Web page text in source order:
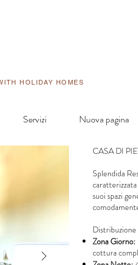
HOLIDAY HOMES
Servizi Nuova pagina
CASA DI
Splendida
suoi spazi
Zona Giorno:
cottura